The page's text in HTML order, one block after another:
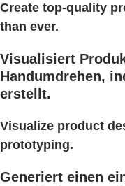
Create top-quality
than ever.
Visualisiert
Handumdrehen,
erstellt.
Visualize product
prototyping.
Generiert einen